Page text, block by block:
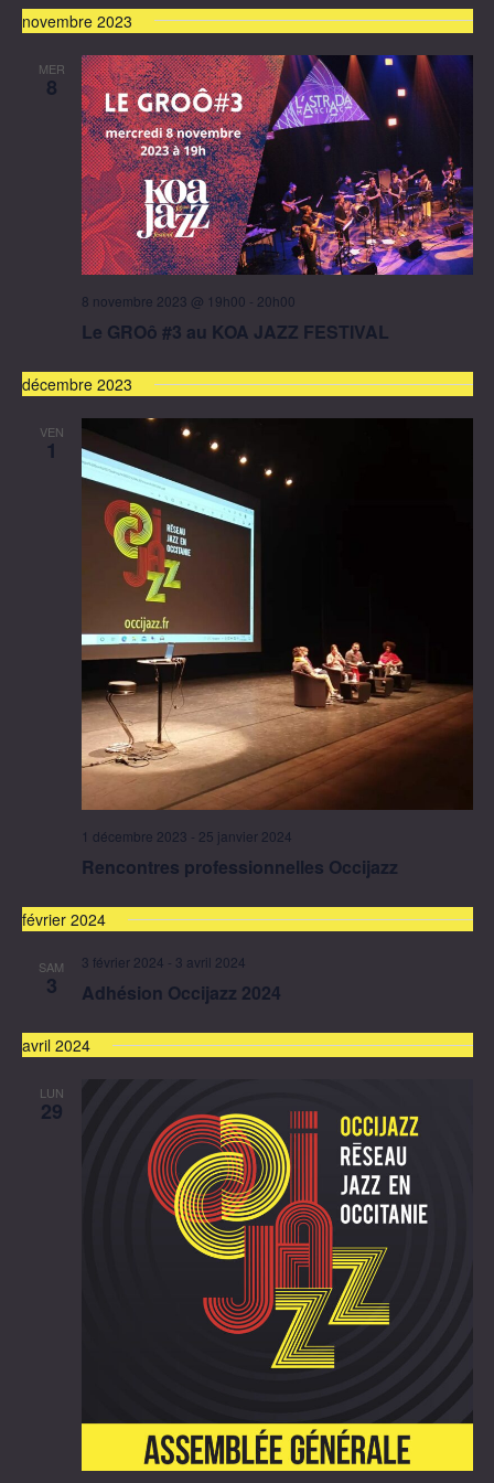
novembre 2023
MER
8
8 novembre 2023 @ 19h00 - 20h00
Le GROô #3 au KOA JAZZ FESTIVAL
décembre 2023
VEN
1
1 décembre 2023 - 25 janvier 2024
Rencontres professionnelles Occijazz
février 2024
SAM
3
3 février 2024 - 3 avril 2024
Adhésion Occijazz 2024
avril 2024
LUN
29